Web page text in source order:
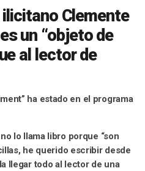
ilicitano Clemente
un “objeto de
al lector de
ha estado en el programa
lo llama libro porque “son
he querido escribir desde
llegar todo al lector de una